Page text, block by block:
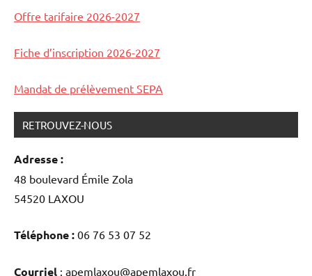
et
concerts
Offre tarifaire 2026-2027
Fiche d’inscription 2026-2027
Mandat de prélèvement SEPA
RETROUVEZ-NOUS
Adresse :
48 boulevard Émile Zola
54520 LAXOU
Téléphone : 06 76 53 07 52
Courriel : apemlaxou@apemlaxou.fr